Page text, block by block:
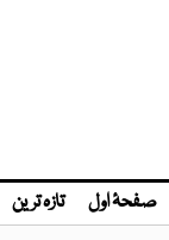
صفحۂ اول تازہ ترین